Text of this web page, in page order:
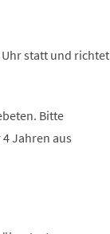
statt und richtet
Bitte
Jahren aus